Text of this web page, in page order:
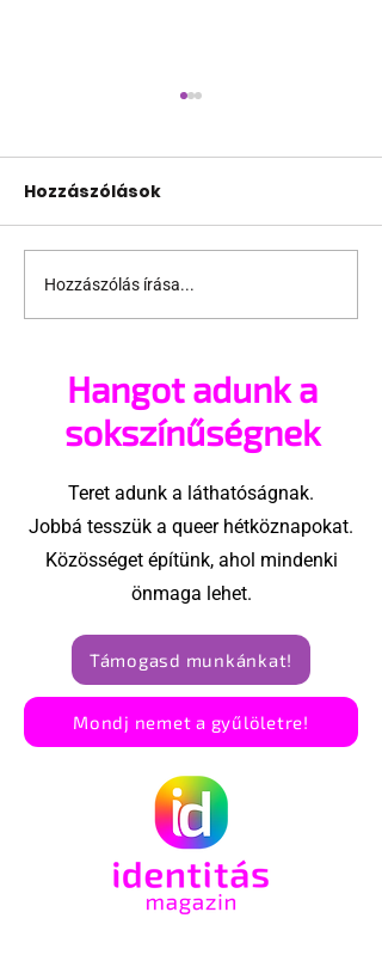
Karácsonyi meglepi:
leszbikus szerelmi
Hozzászólások
Hozzászólás írása...
Hangot adunk a
sokszínűségnek
Teret adunk a láthatóságnak.
Jobbá tesszük a queer hétköznapokat.
Közösséget építünk, ahol mindenki
önmaga lehet.
Támogasd munkánkat!
Mondj nemet a gyűlöletre!